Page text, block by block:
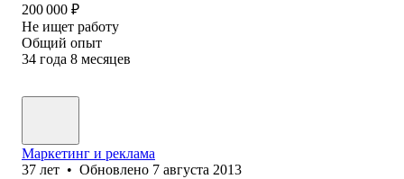
200 000 ₽
Не ищет работу
Общий опыт
34 года 8 месяцев
Маркетинг и реклама
37 лет • Обновлено 7 августа 2013